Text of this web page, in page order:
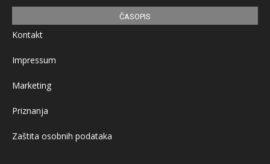
ČASOPIS
Kontakt
Impressum
Marketing
Priznanja
Zaštita osobnih podataka